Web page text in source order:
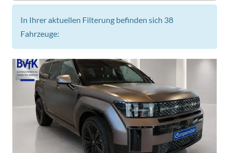
In Ihrer aktuellen Filterung befinden sich 38
Fahrzeuge: